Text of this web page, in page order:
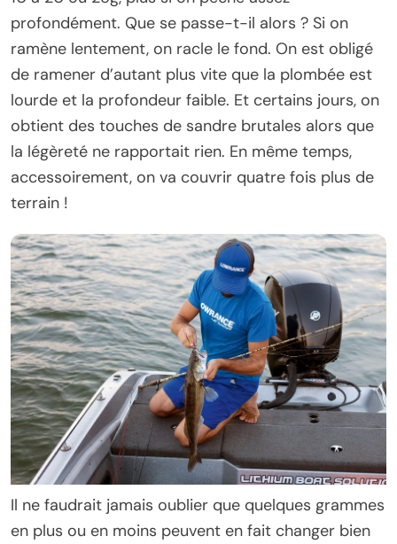
profondément. Que se passe-t-il alors ? Si on
ramène lentement, on racle le fond. On est obligé
de ramener d’autant plus vite que la plombée est
lourde et la profondeur faible. Et certains jours, on
obtient des touches de sandre brutales alors que
la légèreté ne rapportait rien. En même temps,
accessoirement, on va couvrir quatre fois plus de
terrain !
Il ne faudrait jamais oublier que quelques grammes
en plus ou en moins peuvent en fait changer bien